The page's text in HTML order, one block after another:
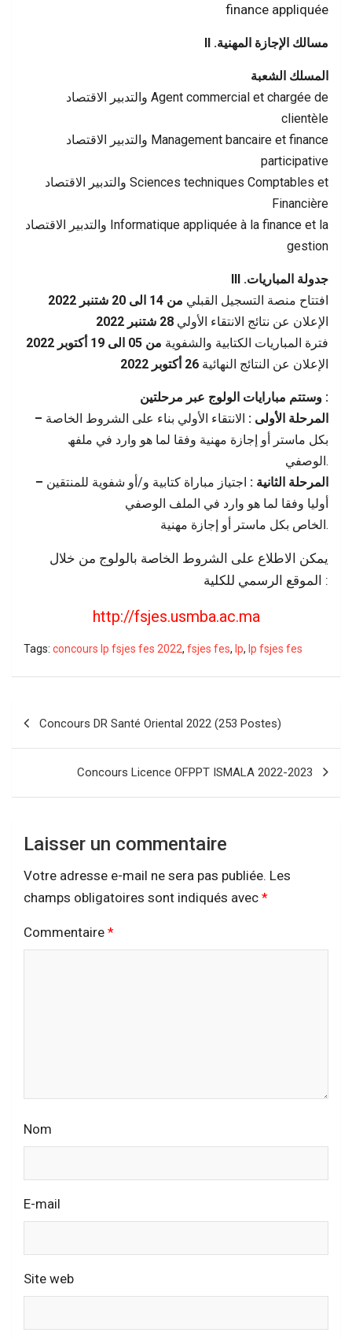
finance appliquée
II .مسالك الإجازة المھنیة
المسلك الشعبة
والتدبیر الاقتصاد Agent commercial et chargée de
clientèle
والتدبیر الاقتصاد Management bancaire et finance
participative
والتدبیر الاقتصاد Sciences techniques Comptables et
Financière
والتدبیر الاقتصاد Informatique appliquée à la finance et la
gestion
III .جدولة المباریات
افتتاح منصة التسجیل القبلي من 14 الى 20 شتنبر 2022
الإعلان عن نتائج الانتقاء الأولي
فترة المباریات الكتابیة والشفویة من 05 الى 19 أكتوبر 2022
الإعلان عن النتائج النھائیة 26 أكتوبر 2022
وستتم مبارایات الولوج عبر مرحلتین :
– المرحلة الأولى : الانتقاء الأولي بناء على الشروط الخاصة
بكل ماستر أو إجازة مھنیة وفقا لما ھو وارد في ملفھ
الوصفي.
– المرحلة الثانیة : اجتیاز مباراة كتابیة و/أو شفویة للمنتقین
أولیا وفقا لما ھو وارد في الملف الوصفي
الخاص بكل ماستر أو إجازة مھنیة.
یمكن الاطلاع على الشروط الخاصة بالولوج من خلال
الموقع الرسمي للكلیة :
http://fsjes.usmba.ac.ma
Tags: concours lp fsjes fes 2022, fsjes fes, lp, lp fsjes fes
Concours DR Santé Oriental 2022 (253 Postes)
Concours Licence OFPPT ISMALA 2022-2023
Laisser un commentaire
Votre adresse e-mail ne sera pas publiée. Les
champs obligatoires sont indiqués avec *
Commentaire *
Nom
E-mail
Site web